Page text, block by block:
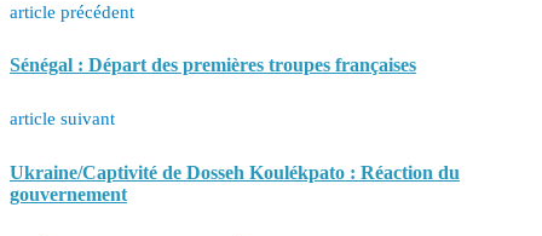
article précédent
Sénégal : Départ des premières troupes françaises
article suivant
Ukraine/Captivité de Dosseh Koulékpato : Réaction du
gouvernement